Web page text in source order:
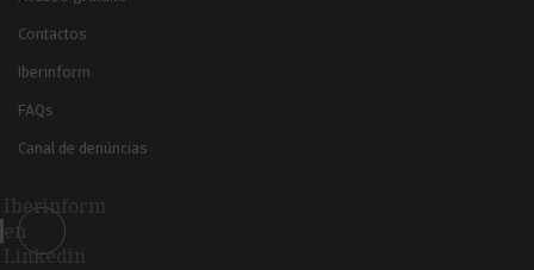
Contactos
Iberinform
FAQs
Canal de denúncias
Iberinform
en
Linkedin